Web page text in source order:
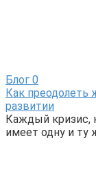
Блог 0
Как преодолеть
развитии
Каждый кризис,
имеет одну и ту